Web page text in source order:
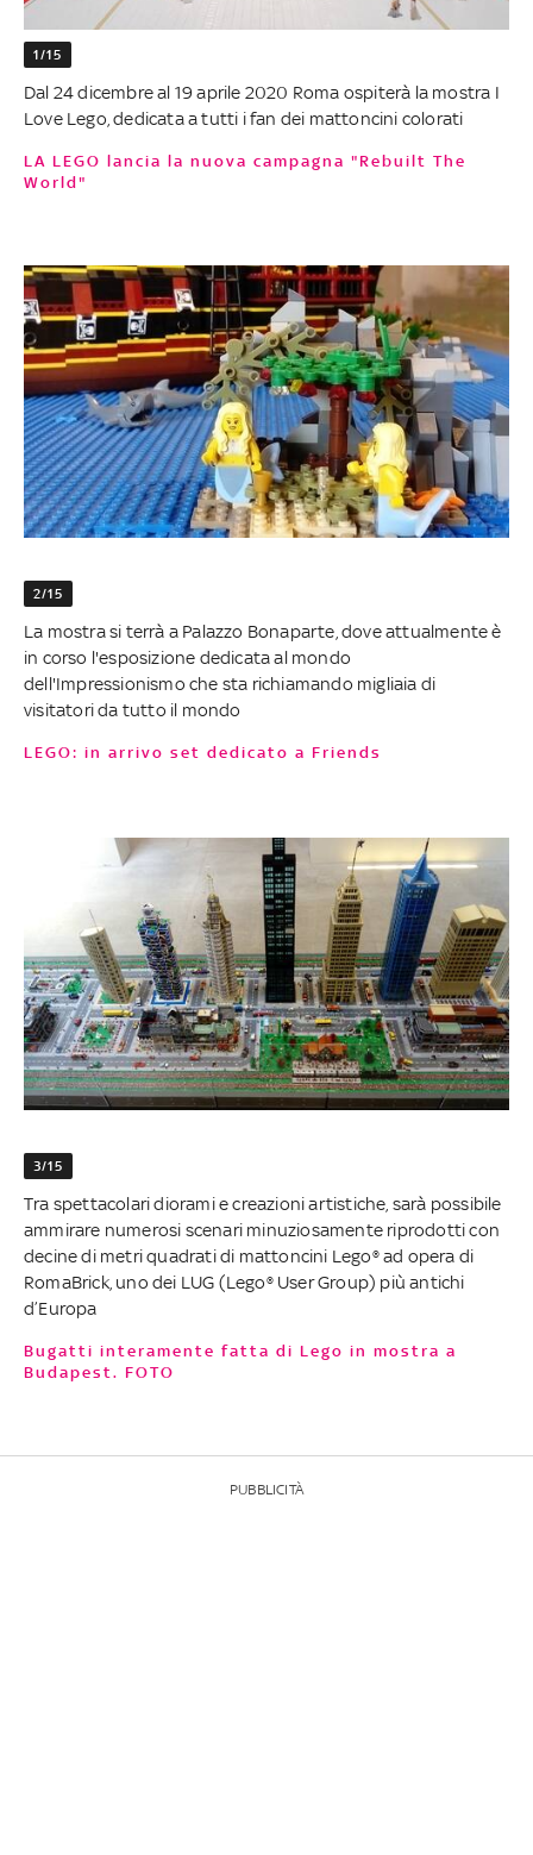
1/15
Dal 24 dicembre al 19 aprile 2020 Roma ospiterà la mostra I
Love Lego, dedicata a tutti i fan dei mattoncini colorati
LA LEGO lancia la nuova campagna "Rebuilt The
World"
2/15
La mostra si terrà a Palazzo Bonaparte, dove attualmente è
in corso l'esposizione dedicata al mondo
dell'Impressionismo che sta richiamando migliaia di
visitatori da tutto il mondo
LEGO: in arrivo set dedicato a Friends
3/15
Tra spettacolari diorami e creazioni artistiche, sarà possibile
ammirare numerosi scenari minuziosamente riprodotti con
decine di metri quadrati di mattoncini Lego® ad opera di
RomaBrick, uno dei LUG (Lego® User Group) più antichi
d’Europa
Bugatti interamente fatta di Lego in mostra a
Budapest. FOTO
PUBBLICITÀ